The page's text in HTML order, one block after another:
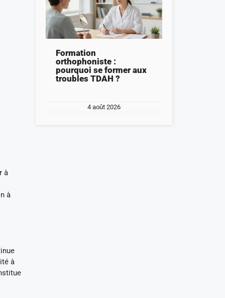
à
à
à
Formation
orthophoniste :
pourquoi se former aux
troubles TDAH ?
4 août 2026